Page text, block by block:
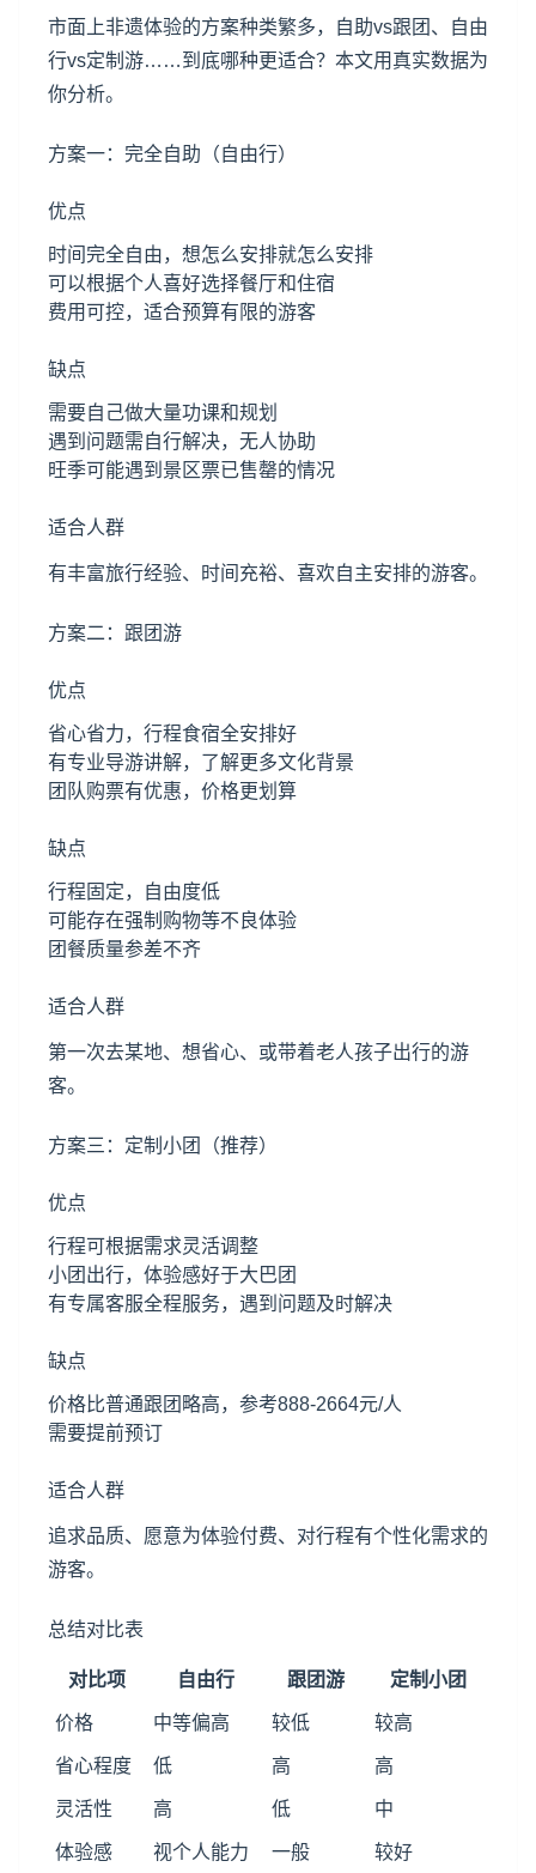
市面上非遗体验的方案种类繁多，自助vs跟团、自由
行vs定制游……到底哪种更适合？本文用真实数据为
你分析。
方案一：完全自助（自由行）
优点
时间完全自由，想怎么安排就怎么安排
可以根据个人喜好选择餐厅和住宿
费用可控，适合预算有限的游客
缺点
需要自己做大量功课和规划
遇到问题需自行解决，无人协助
旺季可能遇到景区票已售罄的情况
适合人群
有丰富旅行经验、时间充裕、喜欢自主安排的游客。
方案二：跟团游
优点
省心省力，行程食宿全安排好
有专业导游讲解，了解更多文化背景
团队购票有优惠，价格更划算
缺点
行程固定，自由度低
可能存在强制购物等不良体验
团餐质量参差不齐
适合人群
第一次去某地、想省心、或带着老人孩子出行的游
客。
方案三：定制小团（推荐）
优点
行程可根据需求灵活调整
小团出行，体验感好于大巴团
有专属客服全程服务，遇到问题及时解决
缺点
价格比普通跟团略高，参考888-2664元/人
需要提前预订
适合人群
追求品质、愿意为体验付费、对行程有个性化需求的
游客。
总结对比表
对比项 自由行 跟团游 定制小团
价格 中等偏高 较低 较高
省心程度 低 高 高
灵活性 高 低 中
体验感 视个人能力 一般 较好